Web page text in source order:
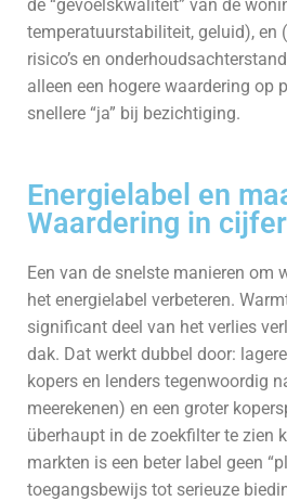
de “gevoelskwaliteit” van de
temperatuurstabiliteit, geluid), en
risico’s en
alleen een hogere waardering op
snellere “ja” bij bezichtiging.
Energielabel en
Waardering in
Een van de snelste manieren om
het energielabel verbeteren.
significant deel van het verlies
dak. Dat werkt dubbel door:
kopers en lenders tegenwoordig
meerekenen) en een groter
überhaupt in de zoekfilter te zien
markten is een beter label geen
toegangsbewijs tot serieuze